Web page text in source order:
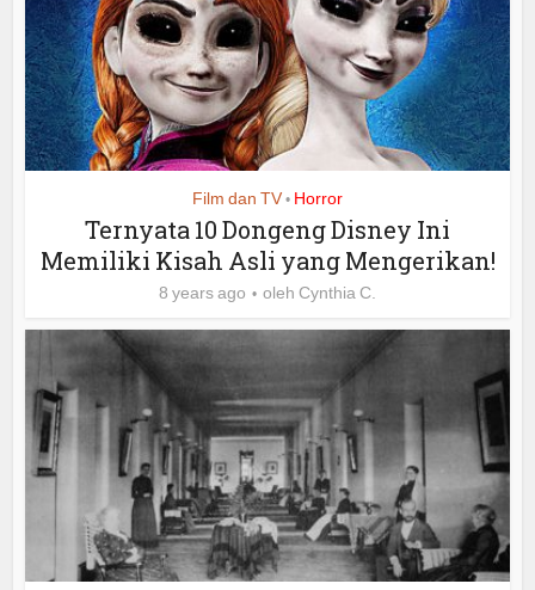
Film dan TV • Horror
Ternyata 10 Dongeng Disney Ini
Memiliki Kisah Asli yang Mengerikan!
8 years ago oleh Cynthia C.